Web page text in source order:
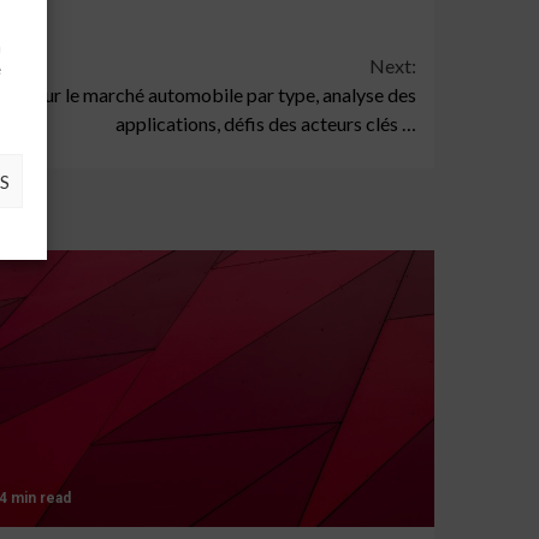
Next:
sur le marché automobile par type, analyse des
applications, défis des acteurs clés …
4 min read